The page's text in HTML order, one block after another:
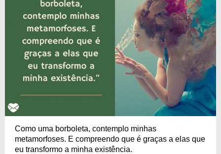
Como uma borboleta, contemplo minhas
metamorfoses. E compreendo que é graças a elas que
eu transformo a minha existência.